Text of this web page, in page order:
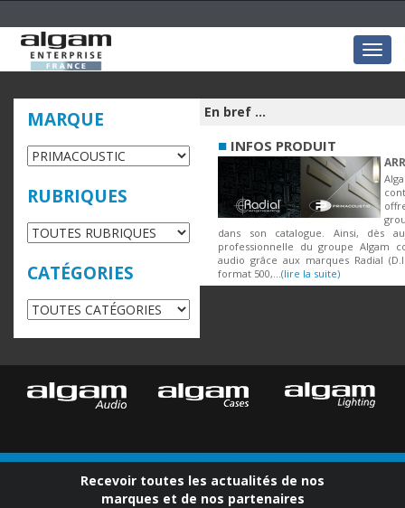
MARQUE
RUBRIQUES
CATÉGORIES
En bref ...
■ INFOS PRODUIT
dans son catalogue. Ainsi, dès
professionnelle du groupe Algam
audio grâce aux marques Radial
format 500,...(lire la suite)
Recevoir toutes les actualités de nos
marques et de nos partenaires